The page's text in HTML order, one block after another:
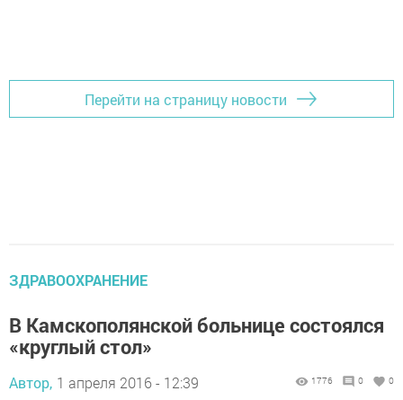
Перейти на страницу новости
ЗДРАВООХРАНЕНИЕ
В Камскополянской больнице состоялся
«круглый стол»
Автор, 1 апреля 2016 - 12:39 1776 0 0